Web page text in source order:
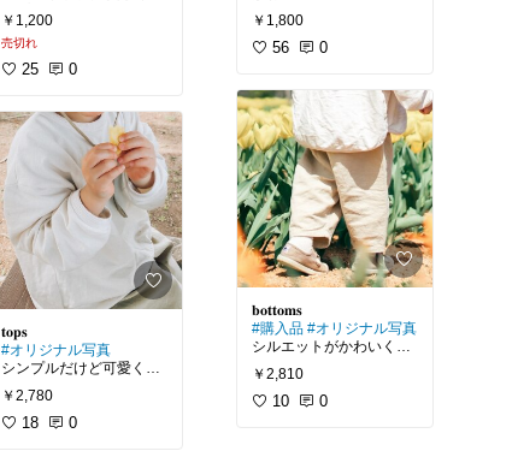
ップ 赤ちゃん帽子 帽子
赤ちゃん 海外子ども服 刺
繍キャップ MOREキャッ
プ
外子供服 #キッズコーデ
#キッズ
#ベビー #韓国こ
ども服
#海外こども服 #
こども服 #ベビー服
#キ
ッズ服
#男の子 #女の子 #
プレママ #こどもふく
#
かわいい
#おしゃれ
#プ
チプラ
#帽子
￥1,200
売切れ
25 0
#オリジナル写真
シンプルだけど可愛く
て、買ってよかった🤍
￥2,780
18 0
【楽天ランキング1位獲
ズボン ジーパン カジュア
ル インディゴ 親子コーデ
ベビー キッズ 春 夏 秋 冬
男の子 女の子 ボーイズ
ガールズ 赤ちゃん 輸入 7
0 80 90 100 0歳 1歳 2歳
ズボン 子供服 ギフト
#韓国子供服 #子供服 #海
外子供服 #キッズコーデ
#キッズ #ベビー #韓国こ
こども服
#キ
ッズ服 #男の子 #女の子 #
プレママ #こどもふく #
かわいい
￥1,800
56 0
#購入品 #オリジナル写真
シルエットがかわいくて
お気に入り𓂃🥺♡
￥2,810
10 0